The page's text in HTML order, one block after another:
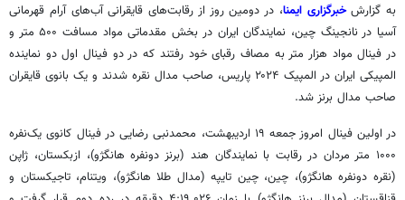
به گزارشخبرگزاری ایمنا، در دومین روز از رقابت‌های قایقرانی آب‌های آرام قهرمانی
آسیا در نانجینگ
چین، نمایندگان ایران در بخش مقدماتی مواد مسافت ۵۰۰ متر و
در فینال مواد هزار متر به مصاف رقبای خود رفتند که در دو فینال اول دو نماینده
المپیکی ایران در المپیک ۲۰۲۴ پاریس، صاحب مدال نقره شدند و یک بانوی قایقران
صاحب مدال برنز شد.
در اولین فینال امروز جمعه ۱۹ اردیبهشت، محمدنبی رضایی در فینال
کانوییک‌نفره
۱۰۰۰ متر مردان در رقابت با نمایندگان هند (برنز دونفره
هانگژو)، ازبکستان، ژاپن
(نقره دونفره هانگژو)، چین، چین تایپه (مدال طلا هانگژو)، ویتنام، تاجیکستان و